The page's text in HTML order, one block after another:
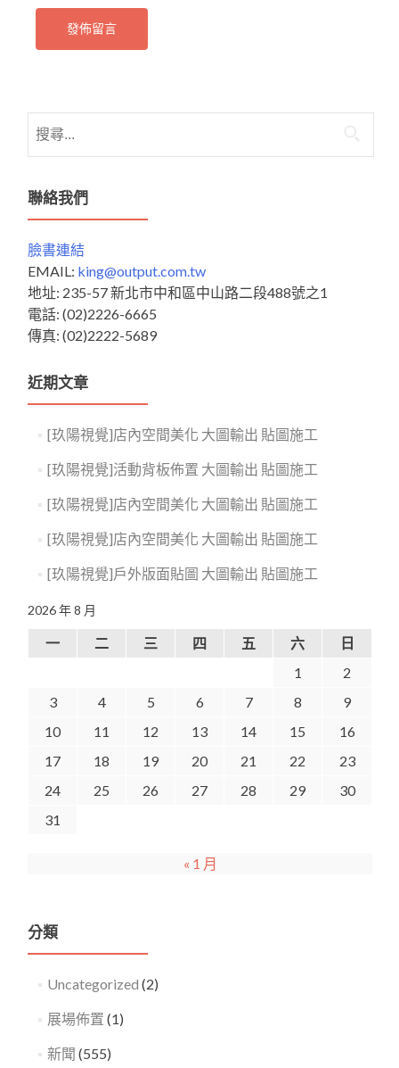
尋
鍵
字:
聯絡我們
臉書連結
EMAIL: king@output.com.tw
地址: 235-57 新北市中和區中山路二段488號之1
電話: (02)2226-6665
傳真: (02)2222-5689
近期文章
[玖陽視覺]店內空間美化 大圖輸出 貼圖施工
[玖陽視覺]活動背板佈置 大圖輸出 貼圖施工
[玖陽視覺]店內空間美化 大圖輸出 貼圖施工
[玖陽視覺]店內空間美化 大圖輸出 貼圖施工
[玖陽視覺]戶外版面貼圖 大圖輸出 貼圖施工
2026 年 8 月
一 二 三 四 五 六
日
1
2
3
4 5 6 7 8
9
10
11 12 13 14 15
16
17
18 19 20 21 22
23
24
25 26 27 28 29
30
31
« 1 月
分類
Uncategorized (2)
展場佈置 (1)
新聞 (555)